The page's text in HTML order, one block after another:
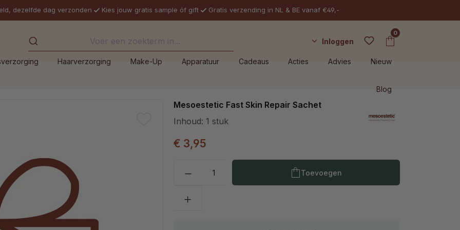
dezelfde dag verzonden Kies jouw gratis sample óf gift Gratis verzending in NL & BE vanaf €49,-
Inloggen
0
Haarverzorging Make-Up Apparatuur Cadeaus Acties Advies Nieuw
Blog
Mesoestetic Fast Skin Repair Sachet
Inhoud: 1 stuk
€ 3,95
Producthoeveelheid: Voer de
Toevoegen